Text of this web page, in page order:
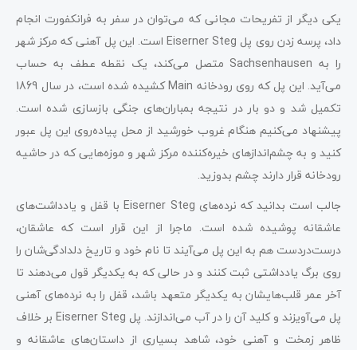
یکی دیگر از تفریحات مجانی که می‌توان در سفر به فرانکفورت انجام
داد، پرسه زدن روی پل Eiserner Steg است. این پل آهنی که مرکز شهر
را به Sachsenhausen متصل می‌کند، یک نقطه عطف به حساب
می‌آید. این پل که روی رودخانه Main کشیده شده است، در سال 1869
تکمیل شد و دو بار در نتیجه بمباران‌های جنگی بازسازی شده است.
پیشنهاد می‌کنیم هنگام غروب خورشید از محل پیاده‌روی این پل عبور
کنید و به چشم‌اندازهای خیره‌کننده مرکز شهر و موزه‌هایی که در حاشیه
رودخانه قرار دارند چشم بدوزید.
جالب است بدانید که نرده‌های Eiserner Steg با قفل و یادداشت‌های
عاشقانه پوشیده شده است. ماجرا از این قرار است که عاشقان،
درست‌دردست هم به این پل می‌آیند تا نام خود و تاریخ دلدادگی‌شان را
روی برگ یادداشتی ثبت کنند و در حالی که به یکدیگر قول می‌دهند تا
آخر عمر قلب‌هایشان به یکدیگر متعهد باشد، قفل را به نرده‌های آهنی
پل می‌آویزند و کلید آن را در آب می‌اندازند. پل Eiserner Steg بر خلاف
ظاهر زمخت و آهنی خود، شاهد بسیاری از داستان‌های عاشقانه و